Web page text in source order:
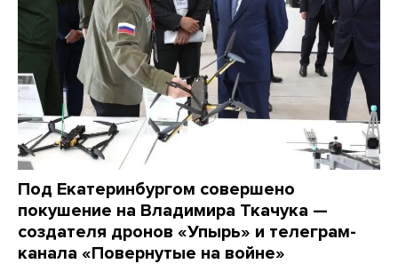
Под Екатеринбургом совершено
покушение на Владимира Ткачука —
создателя дронов «Упырь» и телеграм-
канала «Повернутые на войне»